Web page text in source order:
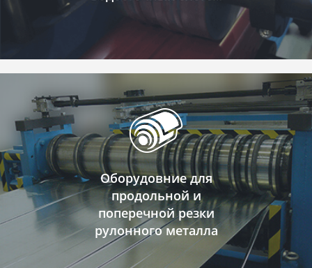
Оборудовние для
продольной и
поперечной резки
рулонного металла